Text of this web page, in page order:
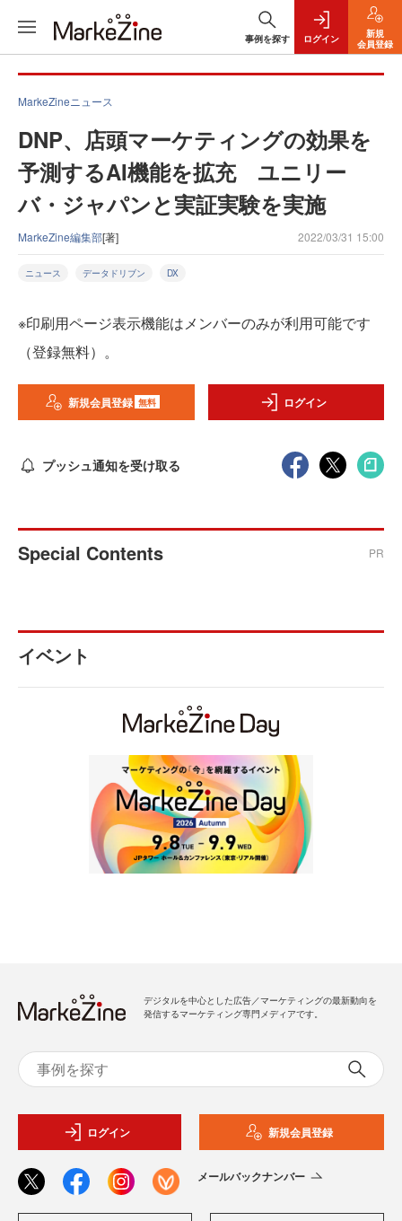
事例を探す ログイン
新規
会員登録
MarkeZineニュース
DNP、店頭マーケティングの効果を
予測するAI機能を拡充 ユニリー
バ・ジャパンと実証実験を実施
MarkeZine編集部[著] 2022/03/31 15:00
ニュース データドリブン DX
※印刷用ページ表示機能はメンバーのみが利用可能です
（登録無料）。
新規会員登録 無料 ログイン
プッシュ通知を受け取る
Special Contents PR
イベント
デジタルを中心とした広告／マーケティングの最新動向を
発信するマーケティング専門メディアです。
ログイン 新規会員登録
メールバックナンバー